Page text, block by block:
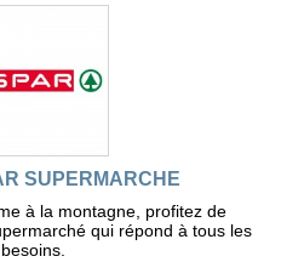
SUPERMARCHE
à la montagne, profitez de
qui répond à tous les
besoins.